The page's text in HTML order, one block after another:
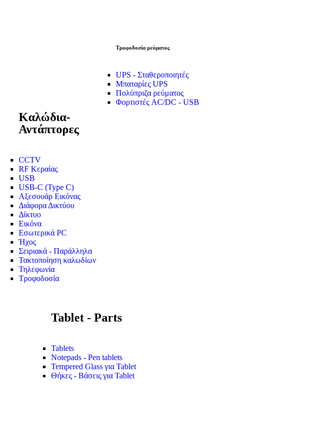
Καλώδια-
Αντάπτορες
CCTV
RF Κεραίας
USB
USB-C (Type C)
Αξεσουάρ Εικόνας
Διάφορα Δικτύου
Δίκτυο
Εικόνα
Εσωτερικά PC
Ήχος
Σειριακά - Παράλληλα
Τακτοποίηση καλωδίων
Τηλεφωνία
Τροφοδοσία
Τροφοδοσία ρεύματος
UPS - Σταθεροποιητές
Μπαταρίες UPS
Πολύπριζα ρεύματος
Φορτιστές AC/DC - USB
Tablet - Parts
Tablets
Notepads - Pen tablets
Tempered Glass για Tablet
Θήκες - Βάσεις για Tablet